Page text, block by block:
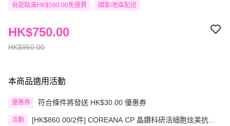
自提點滿HK$580.00免運費 國家/地區配送
HK$950.00
HK$750.00
本商品適用活動
優惠券 符合條件將發送 HK$30.00 優惠券
活動
[HK$860.00/2件] COREANA CP 晶鑽科研活細胞炫美抗皺